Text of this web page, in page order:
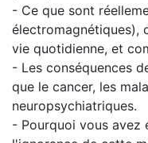
- Ce que sont
électromagnétiques),
vie quotidienne, et
- Les conséquences
que le cancer, les
neuropsychiatriques.
- Pourquoi vous avez